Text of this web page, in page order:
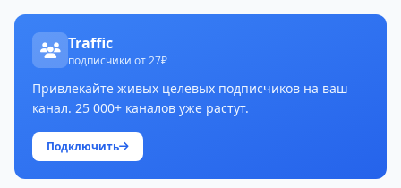
Traffic
подписчики от 27₽
Привлекайте живых целевых подписчиков на ваш
канал. 25 000+ каналов уже растут.
Подключить